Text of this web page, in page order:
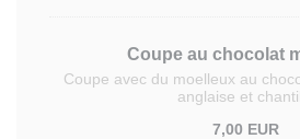
Coupe au chocolat
Coupe avec du moelleux au
anglaise et
7,00 EUR